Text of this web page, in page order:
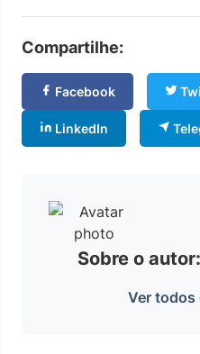
Compartilhe:
Facebook
LinkedIn
Sobre o
Ver